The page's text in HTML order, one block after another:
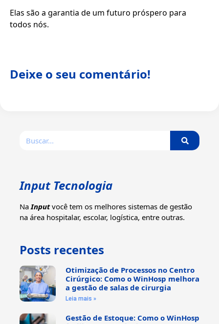
Elas são a garantia de um futuro próspero para
todos nós.
Deixe o seu comentário!
Input Tecnologia
NaInputvocê tem os melhores sistemas de gestão
na área hospitalar, escolar, logística, entre outras.
Posts recentes
Otimização de Processos no Centro
Cirúrgico: Como o WinHosp melhora
a gestão de salas de cirurgia
Leia mais »
Gestão de Estoque: Como o WinHosp